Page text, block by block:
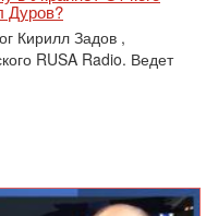
Дуров?
Кирилл Задов ,
RUSA Radio. Ведет